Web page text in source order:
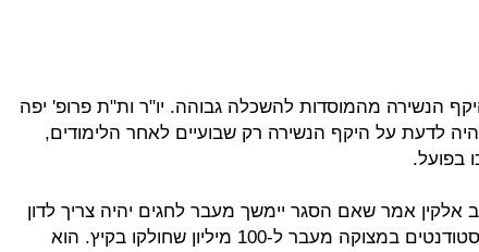
הנשירה מהמוסדות להשכלה גבוהה. יו"ר ות"ת פרופ' יפה
לדעת על היקף הנשירה רק שבועיים לאחר הלימודים,
בפועל.
אמר שאם הסגר יימשך מעבר לחגים יהיה צריך לדון
על חבילת סיוע נוספת לסטודנטים במצוקה מעבר ל-100 מיליון שחולקו בקיץ. הוא